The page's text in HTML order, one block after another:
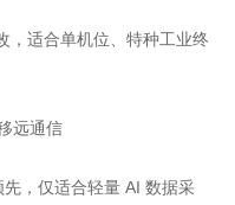
，适合单机位、特种工业终
远通信
，仅适合轻量 AI 数据采